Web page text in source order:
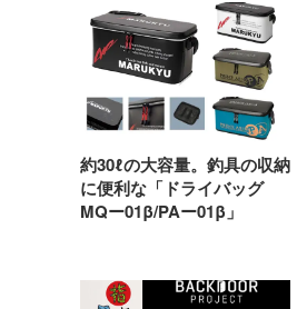
約30ℓの大容量。釣具の収納
に便利な「ドライバッグ
MQー01β/PAー01β」